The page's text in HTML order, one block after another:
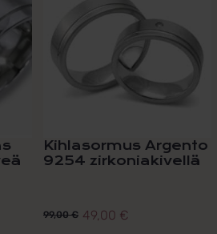
Kihlasormus Argento
9254 zirkoniakivellä
99,00€
Alkuperäinen
49,00 €
Nykyinen
muunnelma.